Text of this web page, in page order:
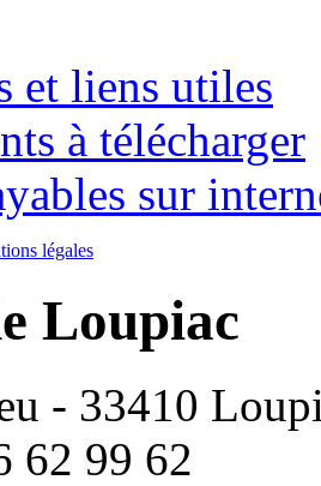
et liens utiles
à télécharger
sur
légales
Loupiac
- 33410
62 99 62